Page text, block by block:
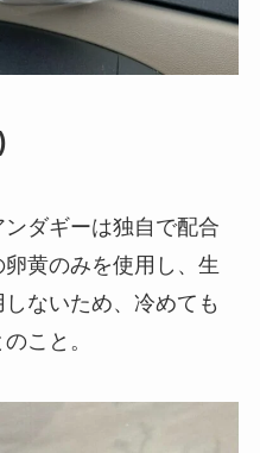
ダギーは独自で配合
黄のみを使用し、生
ないため、冷めても
こと。